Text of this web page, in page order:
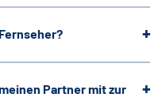
Partner mit zur